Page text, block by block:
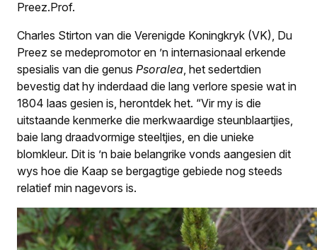
Preez.Prof.
Charles Stirton van die Verenigde Koningkryk (VK), Du
Preez se medepromotor en ’n internasionaal erkende
spesialis van die genus Psoralea , het sedertdien
bevestig dat hy inderdaad die lang verlore spesie wat in
1804 laas gesien is, herontdek het. “Vir my is die
uitstaande kenmerke die merkwaardige steunblaartjies,
baie lang draadvormige steeltjies, en die unieke
blomkleur. Dit is ’n baie belangrike vonds aangesien dit
wys hoe die Kaap se bergagtige gebiede nog steeds
relatief min nagevors is.